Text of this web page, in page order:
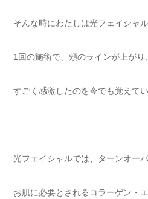
そんな時にわたしは光フェイシャ
1回の施術で、頬のラインが上が
すごく感激したのを今でも覚えて
光フェイシャルでは、ターンオー
お肌に必要とされるコラーゲン・